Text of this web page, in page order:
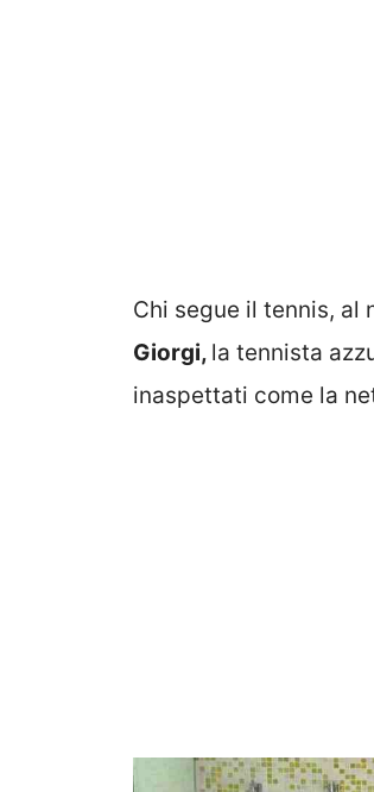
Chi segue il tennis, al
Giorgi, la tennista
inaspettati come la